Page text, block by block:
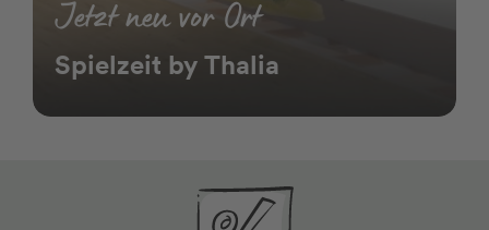
Jetzt neu vor Ort
Spielzeit by Thalia